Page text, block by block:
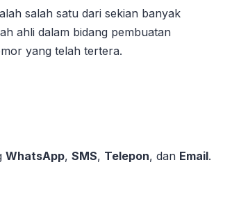
salah satu dari sekian banyak
ahli dalam bidang pembuatan
yang telah tertera.
WhatsApp, SMS, Telepon, dan Email.